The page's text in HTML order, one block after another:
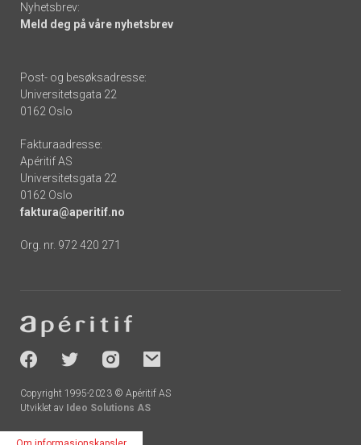
Nyhetsbrev:
Meld deg på våre nyhetsbrev
Post- og besøksadresse:
Universitetsgata 22
0162 Oslo
Fakturaadresse:
Apéritif AS
Universitetsgata 22
0162 Oslo
faktura@aperitif.no
Org. nr. 972 420 271
-
socials
Copyright 1995-2023 © Apéritif AS
Utviklet av Ideo Solutions AS